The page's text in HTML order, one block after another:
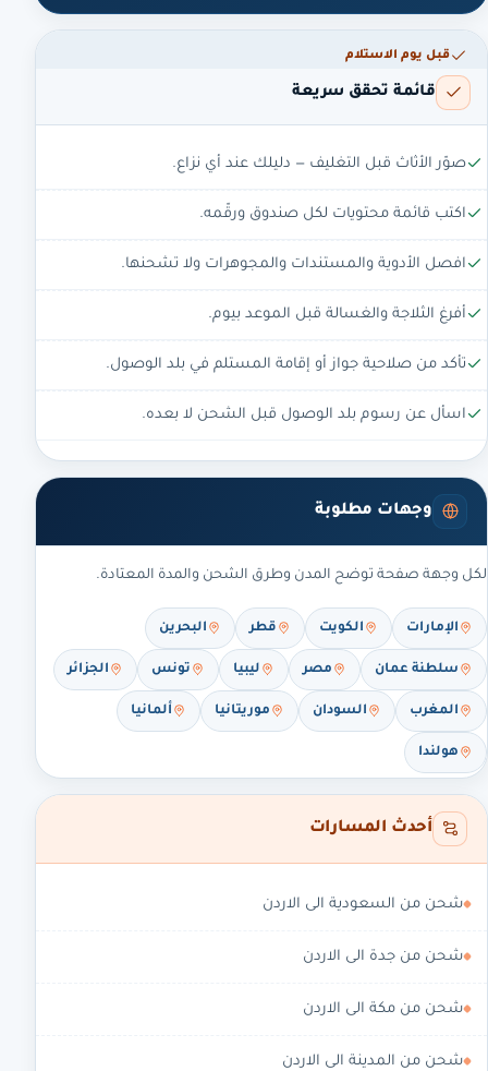
قبل يوم الاستلام
قائمة تحقق سريعة
صوّر الأثاث قبل التغليف — دليلك عند أي نزاع.
اكتب قائمة محتويات لكل صندوق ورقّمه.
افصل الأدوية والمستندات والمجوهرات ولا تشحنها.
أفرغ الثلاجة والغسالة قبل الموعد بيوم.
تأكد من صلاحية جواز أو إقامة المستلم في بلد الوصول.
اسأل عن رسوم بلد الوصول قبل الشحن لا بعده.
وجهات مطلوبة
لكل وجهة صفحة توضح المدن وطرق الشحن والمدة المعتادة.
الإمارات الكويت قطر البحرين
سلطنة عمان مصر ليبيا تونس الجزائر
المغرب السودان موريتانيا ألمانيا
هولندا
أحدث المسارات
شحن من السعودية الى الاردن
شحن من جدة الى الاردن
شحن من مكة الى الاردن
شحن من المدينة الى الاردن